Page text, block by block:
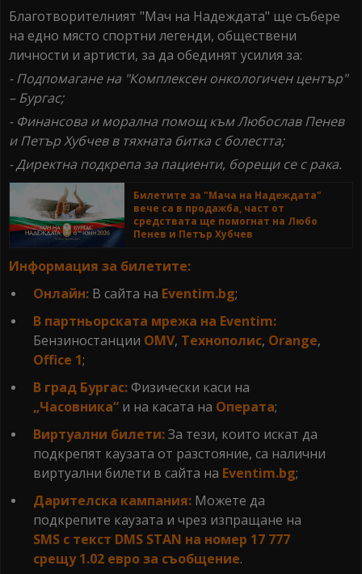
Благотворителният "Мач на Надеждата" ще събере
на едно място спортни легенди, обществени
личности и артисти, за да обединят усилия за:
- Подпомагане на "Комплексен онкологичен център"
– Бургас;
- Финансова и морална помощ към Любослав Пенев
и Петър Хубчев в тяхната битка с болестта;
- Директна подкрепа за пациенти, борещи се с рака.
Билетите за "Мача на Надеждата"
вече са в продажба, част от
средствата ще помогнат на Любо
Пенев и Петър Хубчев
Информация за билетите:
Онлайн: В сайта на Eventim.bg;
В партньорската мрежа на Eventim:
Бензиностанции OMV, Технополис, Orange,
Office 1;
В град Бургас:Физически каси на
„Часовника“ и на касата на Операта;
Виртуални билети:За тези, които искат да
подкрепят каузата от разстояние, са налични
виртуални билети в сайта на Eventim.bg;
Дарителска кампания: Можете да
подкрепите каузата и чрез изпращане на
SMS с текст DMS STAN на номер 17 777
срещу 1.02 евро за съобщение.